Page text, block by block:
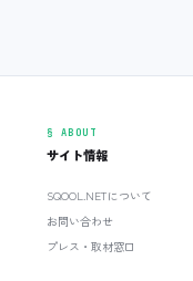
§ ABOUT
サイト情報
SQOOL.NETについて
お問い合わせ
プレス・取材窓口